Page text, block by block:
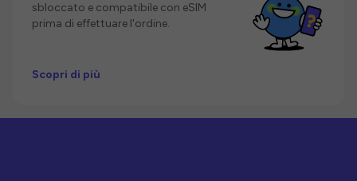
sbloccato e compatibile con eSIM
prima di effettuare l'ordine.
Scopri di più